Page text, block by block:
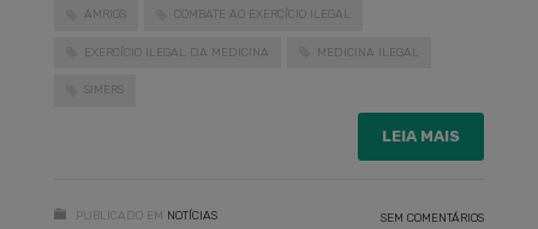
AMRIGS COMBATE AO EXERCÍCIO ILEGAL
EXERCÍCIO ILEGAL DA MEDICINA MEDICINA ILEGAL
SIMERS
LEIA MAIS
PUBLICADO EM NOTÍCIAS SEM COMENTÁRIOS